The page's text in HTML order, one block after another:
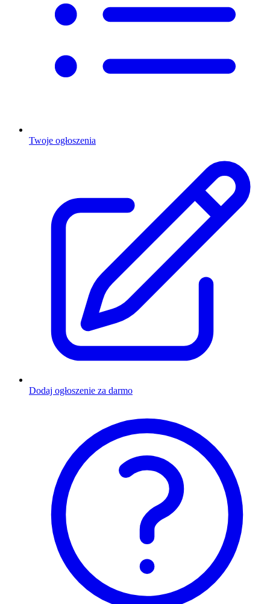
Twoje ogłoszenia
Dodaj ogłoszenie za darmo